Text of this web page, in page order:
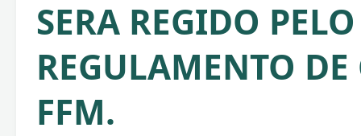
SERA REGIDO PELO
REGULAMENTO DE
FFM.